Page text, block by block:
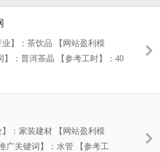
业】：茶饮品 【网站盈利模
：普洱茶晶 【参考工时】：40
】：家装建材 【网站盈利模
广关键词】：水管 【参考工